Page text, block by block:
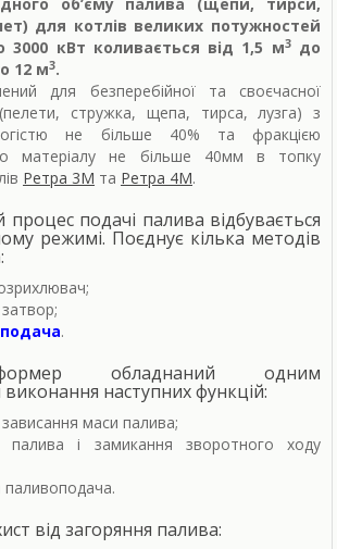
об’єму палива (щепи, тирси,
для котлів великих потужностей
3000 кВт коливається від 1,5 м3до
12 м3.
для безперебійної та своєчасної
стружка, щепа, тирса, лузга) з
не більше 40% та фракцією
матеріалу не більше 40мм в топку
Ретра 3М та Ретра 4М.
процес подачі палива відбувається
режимі. Поєднує кілька методів
.
обладнаний одним
наступних функцій:
маси палива;
палива і замикання зворотного ходу
паливоподача.
від загоряння палива: